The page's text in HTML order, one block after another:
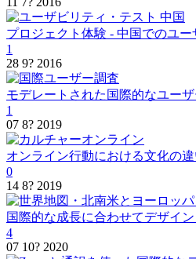
プロジェクト体験 - 中国でのユー
1
28 9? 2016
モデレートされた国際的なユー
1
07 8? 2019
オンライン行動における文化の違
0
14 8? 2019
国際的な成長に合わせてデザイ
4
07 10? 2020